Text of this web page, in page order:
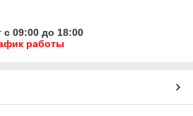
с 09:00 до 18:00
работы